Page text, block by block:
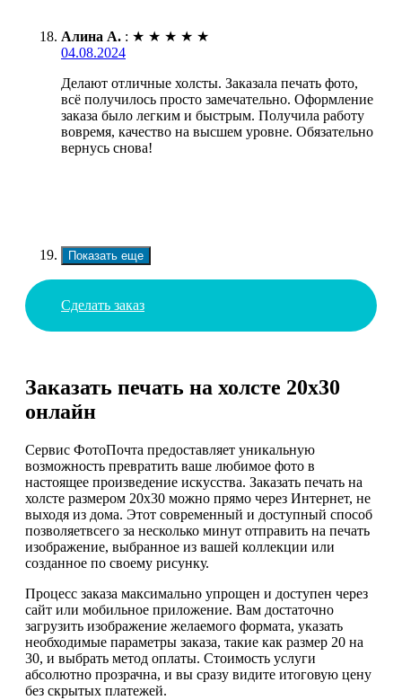
Алина А. : ★ ★ ★ ★ ★
04.08.2024
Делают отличные холсты. Заказала печать фото,
всё получилось просто замечательно. Оформление
заказа было легким и быстрым. Получила работу
вовремя, качество на высшем уровне. Обязательно
вернусь снова!
Показать еще
Сделать заказ
Заказать печать на холсте 20х30
онлайн
Сервис ФотоПочта предоставляет уникальную
возможность превратить ваше любимое фото в
настоящее произведение искусства. Заказать печать на
холсте размером 20х30 можно прямо через Интернет, не
выходя из дома. Этот современный и доступный способ
позволяетвсего за несколько минут отправить на печать
изображение, выбранное из вашей коллекции или
созданное по своему рисунку.
Процесс заказа максимально упрощен и доступен через
сайт или мобильное приложение. Вам достаточно
загрузить изображение желаемого формата, указать
необходимые параметры заказа, такие как размер 20 на
30, и выбрать метод оплаты. Стоимость услуги
абсолютно прозрачна, и вы сразу видите итоговую цену
без скрытых платежей.